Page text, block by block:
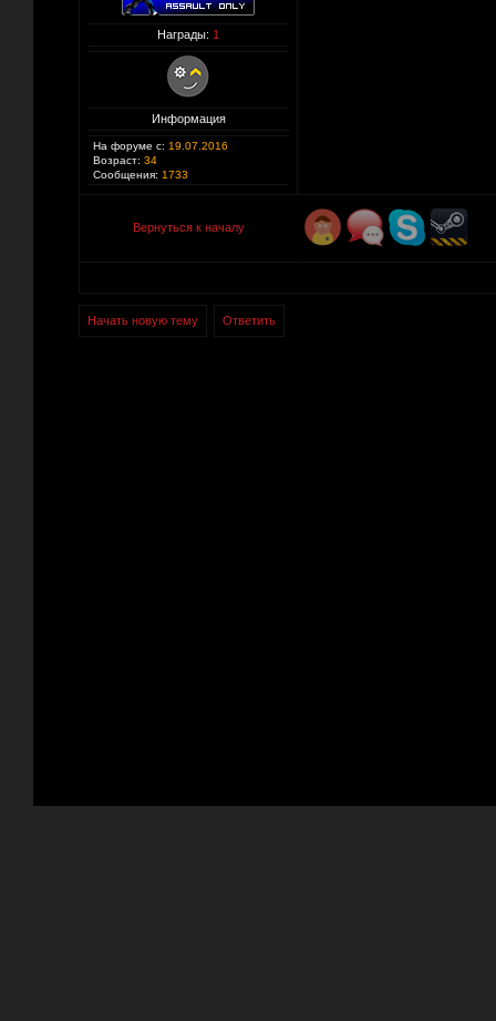
Награды: 1
Информация
На форуме с: 19.07.2016
Возраст: 34
Сообщения: 1733
Вернуться к началу
Начать новую тему Ответить